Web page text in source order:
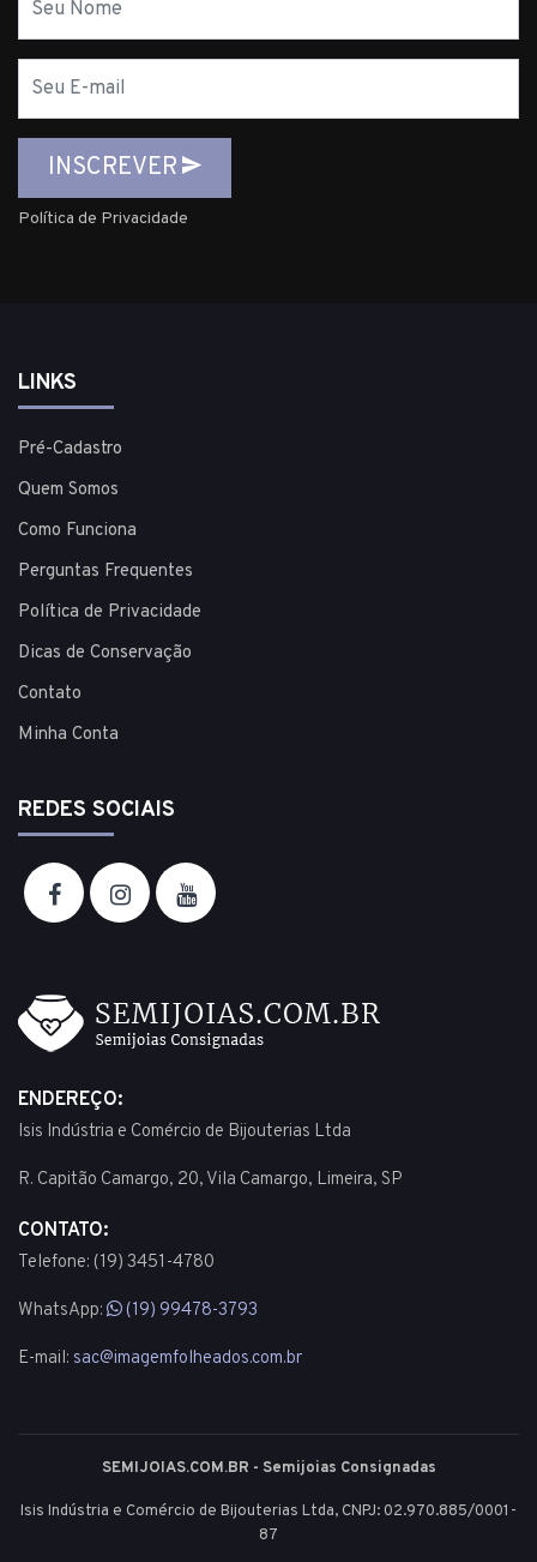
mail
INSCREVER
Política de Privacidade
LINKS
Pré-Cadastro
Quem Somos
Como Funciona
Perguntas Frequentes
Política de Privacidade
Dicas de Conservação
Contato
Minha Conta
REDES SOCIAIS
ENDEREÇO:
Isis Indústria e Comércio de Bijouterias Ltda
R. Capitão Camargo, 20, Vila Camargo, Limeira, SP
CONTATO:
Telefone: (19) 3451-4780
WhatsApp: (19) 99478-3793
E-mail: sac@imagemfolheados.com.br
SEMIJOIAS.COM.BR - Semijoias Consignadas
Isis Indústria e Comércio de Bijouterias Ltda, CNPJ: 02.970.885/0001-
87